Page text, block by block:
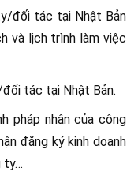
đối tác tại Nhật Bản
và lịch trình làm việc
tác tại Nhật Bản.
pháp nhân của công
đăng ký kinh doanh
ty…